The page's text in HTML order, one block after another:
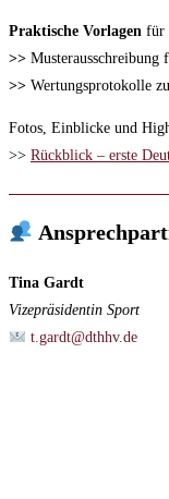
Praktische Vorlagen für
>> Musterausschreibung
>> Wertungsprotokolle
Fotos, Einblicke und
>> Rückblick – erste
Tina Gardt
Vizepräsidentin Sport
t.gardt@dthhv.de